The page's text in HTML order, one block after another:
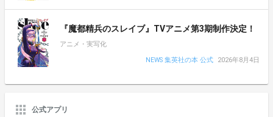
『魔都精兵のスレイブ』TVアニメ第3期制作決定！
アニメ・実写化
NEWS 集英社の本 公式
2026年8月4日
公式アプリ